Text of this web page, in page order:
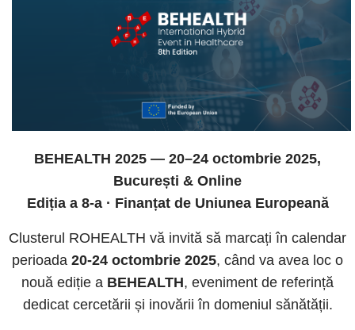
BEHEALTH 2025 — 20–24 octombrie 2025,
București & Online
Ediția a 8-a · Finanțat de Uniunea Europeană
Clusterul ROHEALTH vă invită să marcați în calendar
perioada 20-24 octombrie 2025, când va avea loc o
nouă ediție a BEHEALTH, eveniment de referință
dedicat cercetării și inovării în domeniul sănătății.